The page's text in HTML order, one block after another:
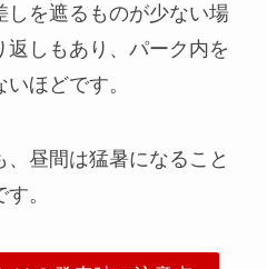
しを遮るものが少ない場
返しもあり、パーク内を
ほどです。
昼間は猛暑になること
。